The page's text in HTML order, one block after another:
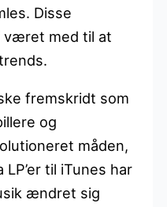
Disse
været med til at
fremskridt som
og
måden,
til iTunes har
ændret sig